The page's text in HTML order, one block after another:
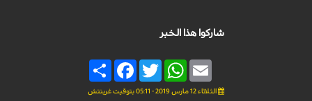
شاركوا هذا الخبر
Share
FacebookTwitter
WhatsAppEmail
الثلاثاء 12 مارس 2019 - 05:11 بتوقيت غرينتش